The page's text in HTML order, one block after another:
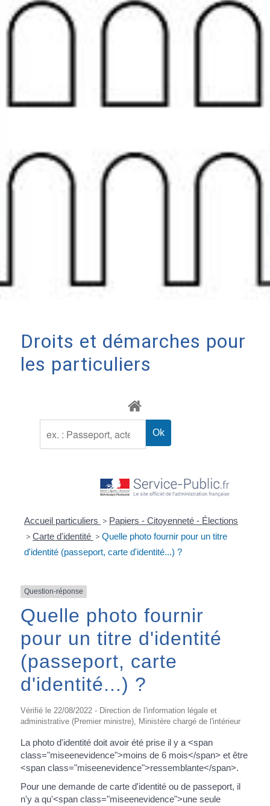
Droits et démarches pour
les particuliers
Accueil particuliers > Papiers - Citoyenneté - Élections
> Carte d'identité > Quelle photo fournir pour un titre
d'identité (passeport, carte d'identité...) ?
Question-réponse
Quelle photo fournir
pour un titre d'identité
(passeport, carte
d'identité...) ?
Vérifié le 22/08/2022 - Direction de l'information légale et
administrative (Premier ministre), Ministère chargé de l'intérieur
La photo d'identité doit avoir été prise il y a <span
class="miseenevidence">moins de 6 mois</span> et être
<span class="miseenevidence">ressemblante</span>.
Pour une demande de carte d'identité ou de passeport, il
n'y a qu'<span class="miseenevidence">une seule